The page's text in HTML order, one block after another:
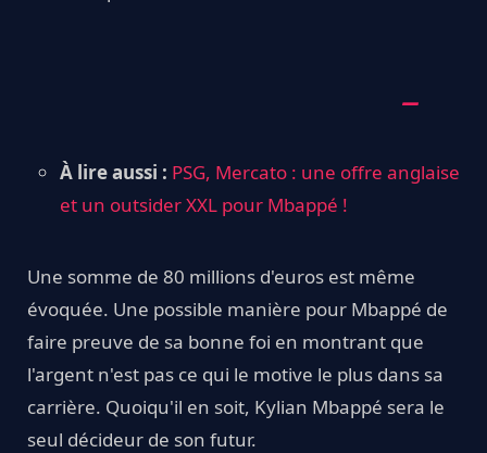
À lire aussi : PSG, Mercato : une offre anglaise
et un outsider XXL pour Mbappé !
Une somme de 80 millions d'euros est même
évoquée. Une possible manière pour Mbappé de
faire preuve de sa bonne foi en montrant que
l'argent n'est pas ce qui le motive le plus dans sa
carrière. Quoiqu'il en soit, Kylian Mbappé sera le
seul décideur de son futur.